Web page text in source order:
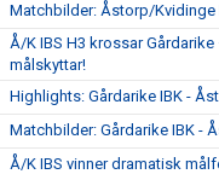
Matchbilder: Åstorp/Kvidinge
Å/K IBS H3 krossar
målskyttar!
Highlights: Gårdarike IBK -
Matchbilder: Gårdarike IBK -
Å/K IBS vinner dramatisk